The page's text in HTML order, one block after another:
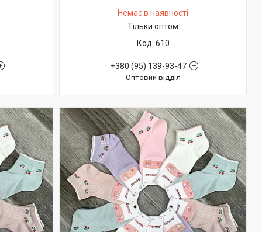
Немає в наявності
Тільки оптом
610
+380 (95) 139-93-47
Оптовий відділ